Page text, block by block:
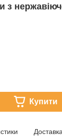
з
Купити
Доставка